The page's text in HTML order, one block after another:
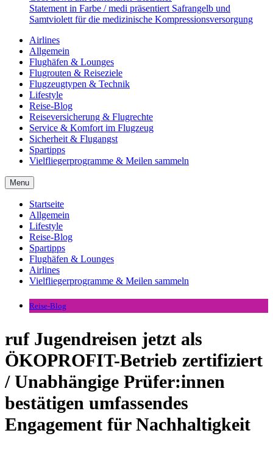
Statement in Farbe / medi präsentiert Safrangelb und
Samtviolett für die medizinische Kompressionsversorgung
Airlines
Allgemein
Flughäfen & Lounges
Flugrouten & Reiseziele
Flugzeugtypen & Technik
Lifestyle
Reise-Blog
Reiseversicherung & Flugrechte
Service & Komfort im Flugzeug
Sicherheit & Flugangst
Spartipps
Vielfliegerprogramme & Meilen sammeln
Menu
Startseite
Allgemein
Lifestyle
Reise-Blog
Spartipps
Flughäfen & Lounges
Airlines
Vielfliegerprogramme & Meilen sammeln
Reise-Blog
ruf Jugendreisen jetzt als
ÖKOPROFIT-Betrieb zertifiziert
/ Unabhängige Prüfer:innen
bestätigen umfassendes
Engagement für Nachhaltigkeit